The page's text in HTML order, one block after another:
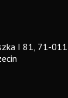
I 81, 71-011